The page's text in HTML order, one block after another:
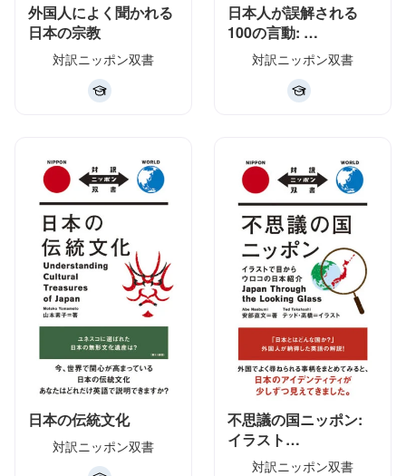
外国人によく聞かれる
日本の宗教
対訳ニッポン双書
日本人が誤解される
100の言動: …
対訳ニッポン双書
日本の伝統文化
対訳ニッポン双書
不思議の国ニッポン:
イラスト…
対訳ニッポン双書